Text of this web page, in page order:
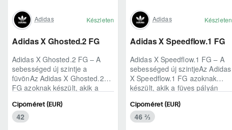
Adidas Készleten
Adidas X Ghosted.2 FG
Adidas X Ghosted.2 FG – A
sebességed új szintje a
füvönAz Adidas X Ghosted.2
FG azoknak készült, akik a
pillanataiban is azonnal r..
Cipőméret (EUR)
42
Adidas Készleten
Adidas X Speedflow.1 FG
Adidas X Speedflow.1 FG – A
sebességed új szintjeAz Adidas
X Speedflow.1 FG azoknak
készült, akik a füves pályán
ritmust diktál..
Cipőméret (EUR)
46 ⅔